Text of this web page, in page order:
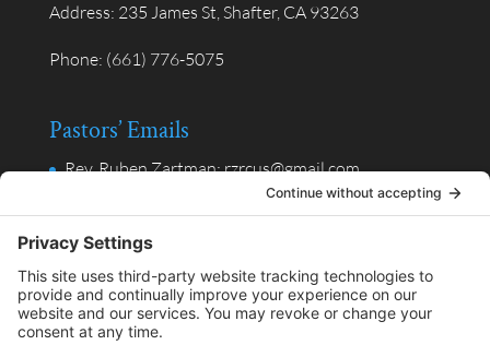
Address: 235 James St, Shafter, CA 93263
Phone: (661) 776-5075
Pastors’ Emails
Rev. Ruben Zartman: rzrcus@gmail.com
valpuche@gmail.com
Privacy Policy